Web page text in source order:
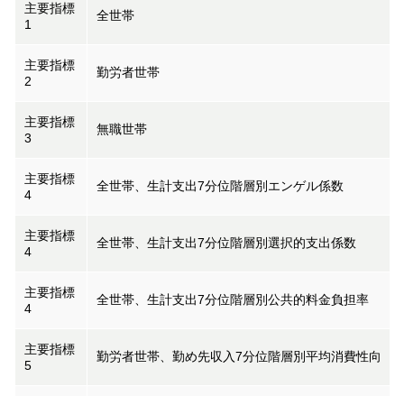
主要指標
1
全世帯
主要指標
2
勤労者世帯
主要指標
3
無職世帯
主要指標
4
全世帯、生計支出7分位階層別エンゲル係数
主要指標
4
全世帯、生計支出7分位階層別選択的支出係数
主要指標
4
全世帯、生計支出7分位階層別公共的料金負担率
主要指標
5
勤労者世帯、勤め先収入7分位階層別平均消費性向